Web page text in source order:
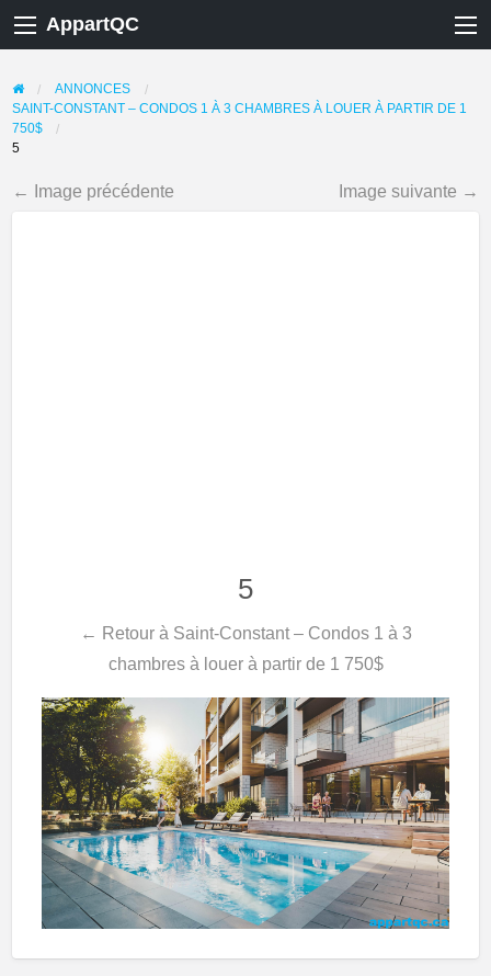
AppartQC
ANNONCES
SAINT-CONSTANT – CONDOS 1 À 3 CHAMBRES À LOUER À PARTIR DE 1
750$
5
← Image précédente Image suivante →
5
← Retour à Saint-Constant – Condos 1 à 3
chambres à louer à partir de 1 750$